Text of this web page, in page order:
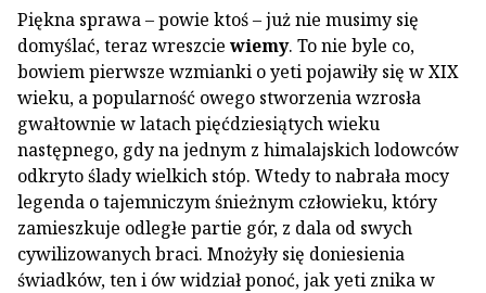
Piękna sprawa – powie ktoś – już nie musimy się
domyślać, teraz wreszcie wiemy. To nie byle co,
bowiem pierwsze wzmianki o yeti pojawiły się w XIX
wieku, a popularność owego stworzenia wzrosła
gwałtownie w latach pięćdziesiątych wieku
następnego, gdy na jednym z himalajskich lodowców
odkryto ślady wielkich stóp. Wtedy to nabrała mocy
legenda o tajemniczym śnieżnym człowieku, który
zamieszkuje odległe partie gór, z dala od swych
cywilizowanych braci. Mnożyły się doniesienia
świadków, ten i ów widział ponoć, jak yeti znika w